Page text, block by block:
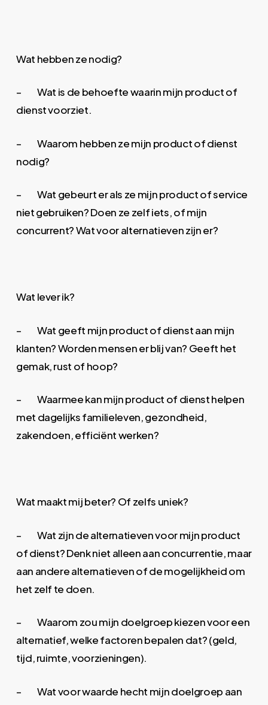
Wat hebben ze nodig?
– Wat is de behoefte waarin mijn product of
dienst voorziet.
– Waarom hebben ze mijn product of dienst
nodig?
– Wat gebeurt er als ze mijn product of service
niet gebruiken? Doen ze zelf iets, of mijn
concurrent? Wat voor alternatieven zijn er?
Wat lever ik?
– Wat geeft mijn product of dienst aan mijn
klanten? Worden mensen er blij van? Geeft het
gemak, rust of hoop?
– Waarmee kan mijn product of dienst helpen
met dagelijks familieleven, gezondheid,
zakendoen, efficiënt werken?
Wat maakt mij beter? Of zelfs uniek?
– Wat zijn de alternatieven voor mijn product
of dienst? Denk niet alleen aan concurrentie, maar
aan andere alternatieven of de mogelijkheid om
het zelf te doen.
– Waarom zou mijn doelgroep kiezen voor een
alternatief, welke factoren bepalen dat? (geld,
tijd, ruimte, voorzieningen).
– Wat voor waarde hecht mijn doelgroep aan